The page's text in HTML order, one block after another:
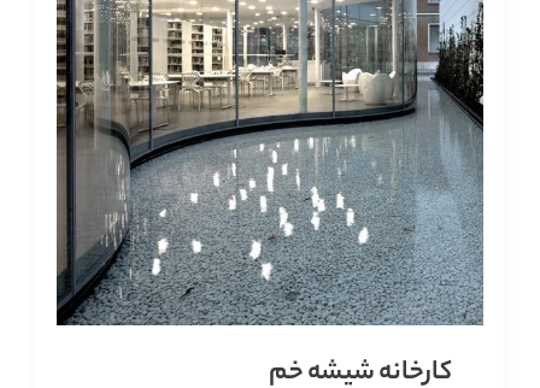
کارخانه شیشه خم